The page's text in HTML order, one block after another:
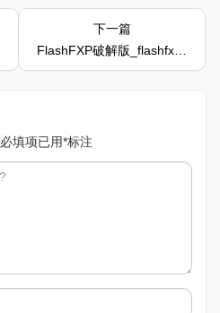
下一篇
FlashFXP破解版_flashfxp下载v5.4.0.3970绿色中文版安装教程
必填项已用*标注